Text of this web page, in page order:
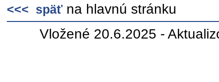
<<< späť na hlavnú stránku
Vložené 20.6.2025 -